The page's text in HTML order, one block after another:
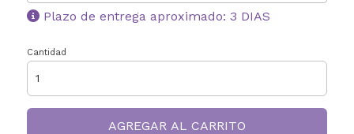
Plazo de entrega aproximado: 3 DIAS
Cantidad
AGREGAR AL CARRITO